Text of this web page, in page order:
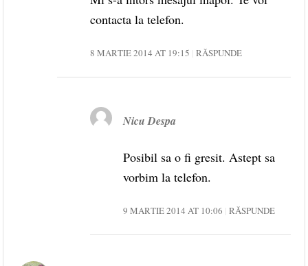
contacta la telefon.
8 MARTIE 2014 AT 19:15 RĂSPUNDE
Nicu Despa
Posibil sa o fi gresit. Astept sa
vorbim la telefon.
9 MARTIE 2014 AT 10:06 RĂSPUNDE